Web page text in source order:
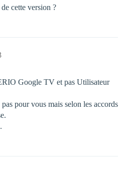
cette version ?
Google TV et pas Utilisateur
pour vous mais selon les accords